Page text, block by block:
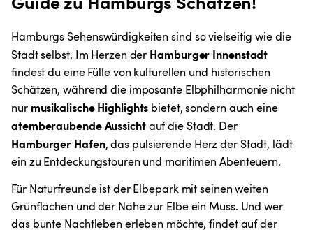
Hamburgs Sehenswürdigkeiten sind so vielseitig wie die
Stadt selbst. Im Herzen der Hamburger Innenstadt
findest du eine Fülle von kulturellen und historischen
Schätzen, während die imposante Elbphilharmonie nicht
nur musikalische Highlights bietet, sondern auch eine
atemberaubende Aussicht auf die Stadt. Der
Hamburger Hafen, das pulsierende Herz der Stadt, lädt
ein zu Entdeckungstouren und maritimen Abenteuern.
Für Naturfreunde ist der Elbepark mit seinen weiten
Grünflächen und der Nähe zur Elbe ein Muss. Und wer
das bunte Nachtleben erleben möchte, findet auf der